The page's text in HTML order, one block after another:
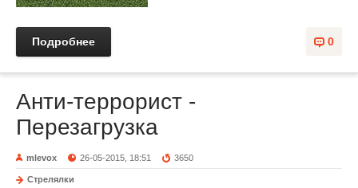
0
Подробнее
Анти-террорист -
Перезагрузка
mlevox 26-05-2015, 18:51 3650
Стрелялки